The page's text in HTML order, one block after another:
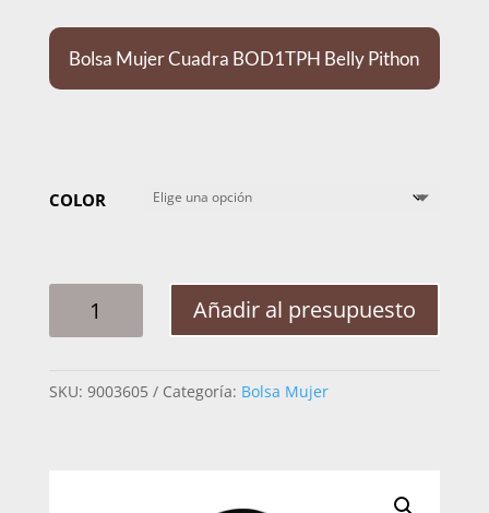
Bolsa Mujer Cuadra BOD1TPH Belly Pithon
COLOR
MUJER
BELLY
Añadir al presupuesto
SKU: 9003605 Categoría: Bolsa Mujer